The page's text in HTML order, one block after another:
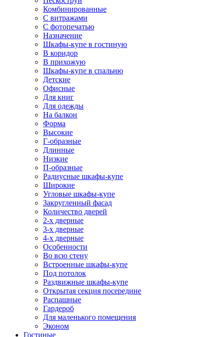
Комбинированные
С витражами
С фотопечатью
Назначение
Шкафы-купе в гостиную
В коридор
В прихожую
Шкафы-купе в спальню
Детские
Офисные
Для книг
Для одежды
На балкон
Форма
Высокие
Г-образные
Длинные
Низкие
П-образные
Радиусные шкафы-купе
Широкие
Угловые шкафы-купе
Закругленный фасад
Количество дверей
2-х дверные
3-х дверные
4-х дверные
Особенности
Во всю стену
Встроенные шкафы-купе
Под потолок
Раздвижные шкафы-купе
Открытая секция посередине
Распашные
Гардероб
Для маленького помещения
Эконом
Гостиные